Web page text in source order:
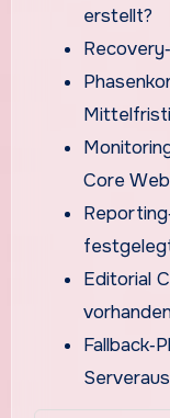
erstellt?
Core
Editorial